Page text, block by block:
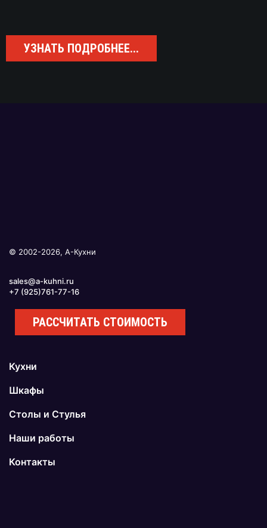
УЗНАТЬ ПОДРОБНЕЕ...
© 2002-2026, А-Кухни
sales@a-kuhni.ru
+7 (925)761-77-16
РАССЧИТАТЬ СТОИМОСТЬ
Кухни
Шкафы
Столы и Стулья
Наши работы
Контакты